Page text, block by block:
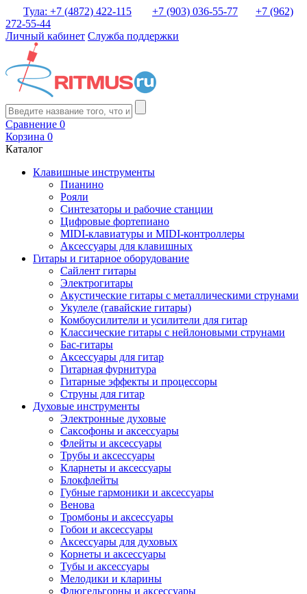
Тула: +7 (4872) 422-115 +7 (903) 036-55-77
+7 (962)
272-55-44
Личный кабинет Служба поддержки
Сравнение 0
Корзина 0
Каталог
Клавишные инструменты
Пианино
Рояли
Синтезаторы и рабочие станции
Цифровые фортепиано
MIDI-клавиатуры и MIDI-контроллеры
Аксессуары для клавишных
Гитары и гитарное оборудование
Сайлент гитары
Электрогитары
Акустические гитары с металлическими струнами
Укулеле (гавайские гитары)
Комбоусилители и усилители для гитар
Классические гитары с нейлоновыми струнами
Бас-гитары
Аксессуары для гитар
Гитарная фурнитура
Гитарные эффекты и процессоры
Струны для гитар
Духовые инструменты
Электронные духовые
Саксофоны и аксессуары
Флейты и аксессуары
Трубы и аксессуары
Кларнеты и аксессуары
Блокфлейты
Губные гармоники и аксессуары
Венова
Тромбоны и аксессуары
Гобои и аксессуары
Аксессуары для духовых
Корнеты и аксессуары
Тубы и аксессуары
Мелодики и кларины
Флюгельгорны и аксессуары